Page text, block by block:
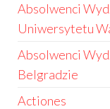
Absolwenci
Uniwersytetu
Absolwenci
Belgradzie
Actiones